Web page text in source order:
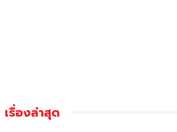
เรื่องล่าสุด